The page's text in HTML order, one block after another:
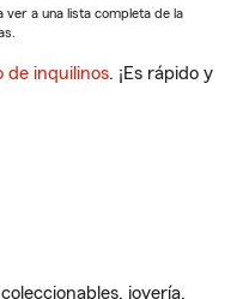
ver a una lista completa de la
de inquilinos. ¡Es rápido y
joyería,